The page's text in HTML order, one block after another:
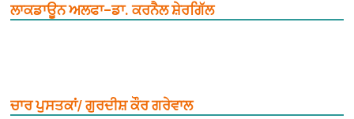
ਲਾਕਡਾਊਨ ਅਲਫਾ–ਡਾ. ਕਰਨੈਲ ਸ਼ੇਰਗਿੱਲ
ਚਾਰ ਪੁਸਤਕਾਂ/ ਗੁਰਦੀਸ਼ ਕੌਰ ਗਰੇਵਾਲ